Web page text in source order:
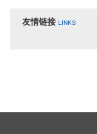
友情链接 LINKS